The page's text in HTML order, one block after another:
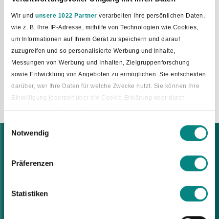
Wir und unsere 1022 Partner verarbeiten Ihre persönlichen Daten,
wie z. B. Ihre IP-Adresse, mithilfe von Technologien wie Cookies,
um Informationen auf Ihrem Gerät zu speichern und darauf
zuzugreifen und so personalisierte Werbung und Inhalte,
Messungen von Werbung und Inhalten, Zielgruppenforschung
sowie Entwicklung von Angeboten zu ermöglichen. Sie entscheiden
darüber, wer Ihre Daten für welche Zwecke nutzt. Sie können Ihre
Einwilligung jederzeit über die Cookie-Erklärung oder durch
Klicken auf das Privacy Trigger Symbol ändern oder widerrufen
Wenn Sie es erlauben, würden wir auch gerne:
Erfahren Sie mehr darüber, wie Ihre persönlichen Daten verarbeitet
Einwilligungsauswahl
Notwendig
Präferenzen
Statistiken
E-Mailkrimphoff@bad-laer.de
Glandorfer Straße 5
49196 Bad Laer
Sprechzeiten:
Montag – Freitag, 8.30 – 12 Uhr
Montag, 15 – 17 Uhr
Donnerstag, 15 – 18 Uhr
49196 Bad Laer